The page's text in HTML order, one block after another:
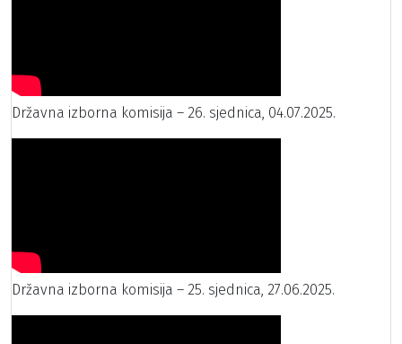
Državna izborna komisija – 26. sjednica, 04.07.2025.
Državna izborna komisija – 25. sjednica, 27.06.2025.